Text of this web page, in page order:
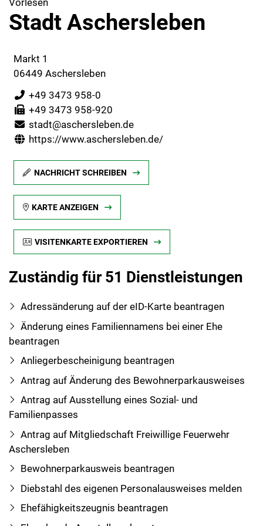
Vorlesen
Stadt Aschersleben
Markt 1
06449 Aschersleben
+49 3473 958-0
+49 3473 958-920
stadt@aschersleben.de
https://www.aschersleben.de/
NACHRICHT SCHREIBEN
KARTE ANZEIGEN
VISITENKARTE EXPORTIEREN
Zuständig für 51 Dienstleistungen
Adressänderung auf der eID-Karte beantragen
Änderung eines Familiennamens bei einer Ehe
beantragen
Anliegerbescheinigung beantragen
Antrag auf Änderung des Bewohnerparkausweises
Antrag auf Ausstellung eines Sozial- und
Familienpasses
Antrag auf Mitgliedschaft Freiwillige Feuerwehr
Aschersleben
Bewohnerparkausweis beantragen
Diebstahl des eigenen Personalausweises melden
Ehefähigkeitszeugnis beantragen